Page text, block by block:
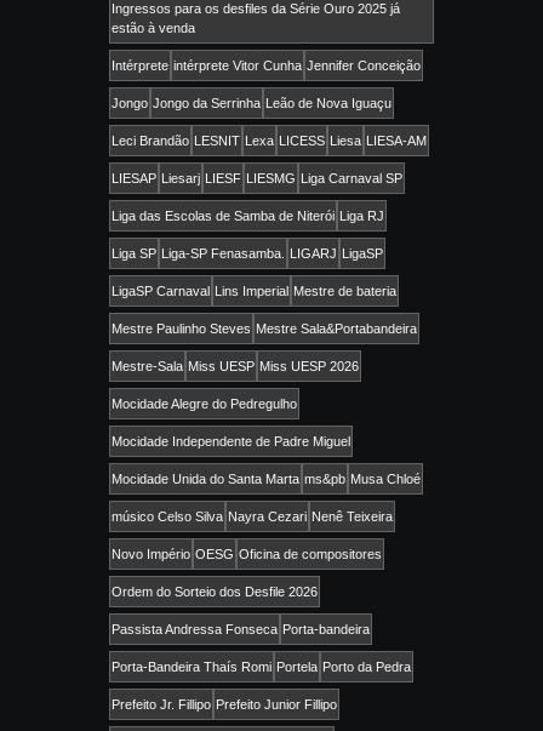
Ingressos para os desfiles da Série Ouro 2025 já
estão à venda
Intérprete intérprete Vitor Cunha Jennifer Conceição
Jongo Jongo da Serrinha Leão de Nova Iguaçu
Leci Brandão LESNIT Lexa LICESS Liesa LIESA-AM
LIESAP Liesarj LIESF LIESMG Liga Carnaval SP
Liga das Escolas de Samba de Niterói Liga RJ
Liga SP Liga-SP Fenasamba. LIGARJ LigaSP
LigaSP Carnaval Lins Imperial Mestre de bateria
Mestre Paulinho Steves Mestre Sala&Portabandeira
Mestre-Sala Miss UESP Miss UESP 2026
Mocidade Alegre do Pedregulho
Mocidade Independente de Padre Miguel
Mocidade Unida do Santa Marta ms&pb Musa Chloé
músico Celso Silva Nayra Cezari Nenê Teixeira
Novo Império OESG Oficina de compositores
Ordem do Sorteio dos Desfile 2026
Passista Andressa Fonseca Porta-bandeira
Porta-Bandeira Thaís Romi Portela Porto da Pedra
Prefeito Jr. Fillipo Prefeito Junior Fillipo